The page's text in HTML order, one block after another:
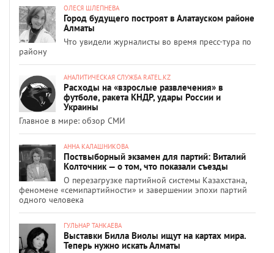
ОЛЕСЯ ШЛЕПНЕВА
Город будущего построят в Алатауском районе
Алматы
Что увидели журналисты во время пресс-тура по
району
АНАЛИТИЧЕСКАЯ СЛУЖБА RATEL.KZ
Расходы на «взрослые развлечения» в
футболе, ракета КНДР, удары России и
Украины
Главное в мире: обзор СМИ
АННА КАЛАШНИКОВА
Поствыборный экзамен для партий: Виталий
Колточник — о том, что показали съезды
О перезагрузке партийной системы Казахстана,
феномене «семипартийности» и завершении эпохи партий
одного человека
ГУЛЬНАР ТАНКАЕВА
Выставки Билла Виолы ищут на картах мира.
Теперь нужно искать Алматы